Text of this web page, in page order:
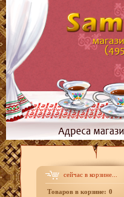
сейчас в корзине...
Товаров в корзине: 0